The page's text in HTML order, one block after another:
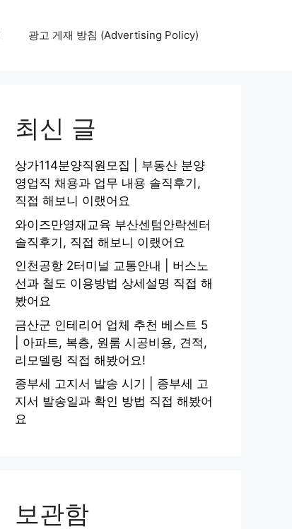
광고 게재 방침 (Advertising Policy)
최신 글
상가114분양직원모집 | 부동산 분양
영업직 채용과 업무 내용 솔직후기,
직접 해보니 이랬어요
와이즈만영재교육 부산센텀안락센터
솔직후기, 직접 해보니 이랬어요
인천공항 2터미널 교통안내 | 버스노
선과 철도 이용방법 상세설명 직접 해
봤어요
금산군 인테리어 업체 추천 베스트 5
| 아파트, 복층, 원룸 시공비용, 견적,
리모델링 직접 해봤어요!
종부세 고지서 발송 시기 | 종부세 고
지서 발송일과 확인 방법 직접 해봤어
요
보관함